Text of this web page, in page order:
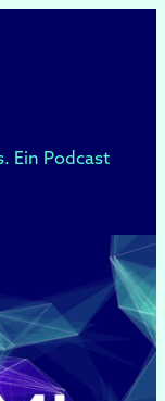
Ein Podcast